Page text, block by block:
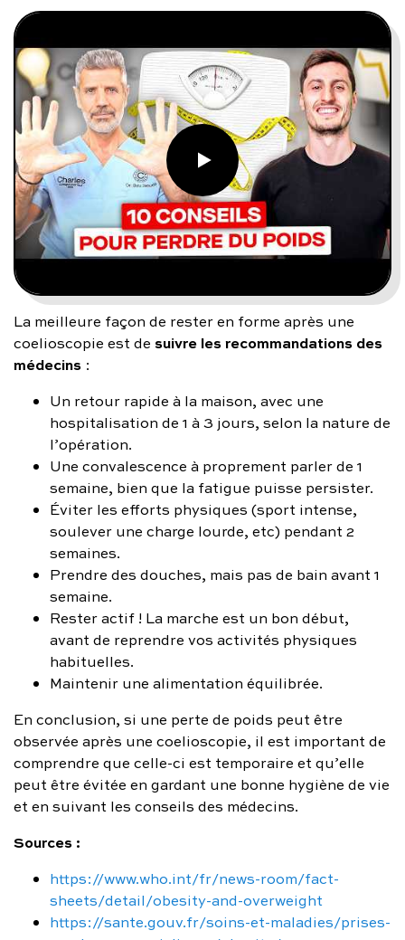
La meilleure façon de rester en forme après une
coelioscopie est de suivre les recommandations des
médecins :
Un retour rapide à la maison, avec une
hospitalisation de 1 à 3 jours, selon la nature de
l’opération.
Une convalescence à proprement parler de 1
semaine, bien que la fatigue puisse persister.
Éviter les efforts physiques (sport intense,
soulever une charge lourde, etc) pendant 2
semaines.
Prendre des douches, mais pas de bain avant 1
semaine.
Rester actif ! La marche est un bon début,
avant de reprendre vos activités physiques
habituelles.
Maintenir une alimentation équilibrée.
En conclusion, si une perte de poids peut être
observée après une coelioscopie, il est important de
comprendre que celle-ci est temporaire et qu’elle
peut être évitée en gardant une bonne hygiène de vie
et en suivant les conseils des médecins.
Sources :
https://www.who.int/fr/news-room/fact-
sheets/detail/obesity-and-overweight
https://sante.gouv.fr/soins-et-maladies/prises-